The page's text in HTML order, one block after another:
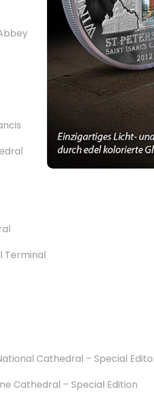
Terminal
Cathedral – Special
Cathedral – Special Edition